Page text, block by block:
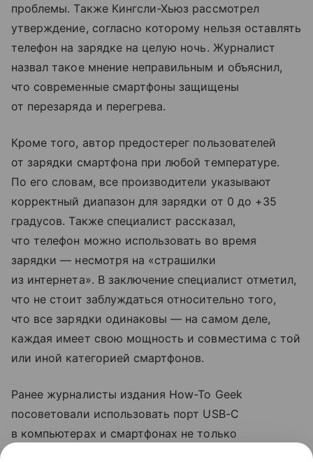
проблемы. Также Кингсли-Хьюз рассмотрел
утверждение, согласно которому нельзя оставлять
телефон на зарядке на целую ночь. Журналист
назвал такое мнение неправильным и объяснил,
что современные смартфоны защищены
от перезаряда и перегрева.
Кроме того, автор предостерег пользователей
от зарядки смартфона при любой температуре.
По его словам, все производители указывают
корректный диапазон для зарядки от 0 до +35
градусов. Также специалист рассказал,
что телефон можно использовать во время
зарядки — несмотря на «страшилки
из интернета». В заключение специалист отметил,
что не стоит заблуждаться относительно того,
что все зарядки одинаковы — на самом деле,
каждая имеет свою мощность и совместима с той
или иной категорией смартфонов.
Ранее журналисты издания How-To Geek
посоветовали использовать порт USB-C
в компьютерах и смартфонах не только